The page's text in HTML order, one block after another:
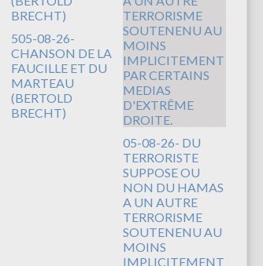
505-08-26-
CHANSON DE LA
FAUCILLE ET DU
MARTEAU
(BERTOLD
BRECHT)
05-08-26- DU
TERRORISTE
SUPPOSE OU
NON DU HAMAS
A UN AUTRE
TERRORISME
SOUTENENU AU
MOINS
IMPLICITEMENT